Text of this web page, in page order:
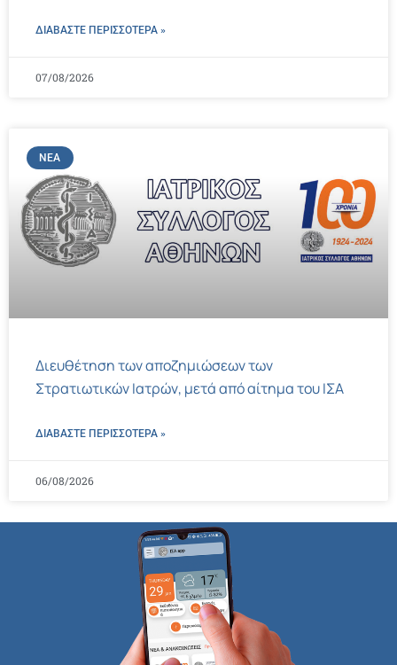
ΔΙΑΒΑΣΤΕ ΠΕΡΙΣΣΌΤΕΡΑ »
07/08/2026
ΝΈΑ
Διευθέτηση των αποζημιώσεων των
Στρατιωτικών Ιατρών, μετά από αίτημα του ΙΣΑ
ΔΙΑΒΑΣΤΕ ΠΕΡΙΣΣΌΤΕΡΑ »
06/08/2026